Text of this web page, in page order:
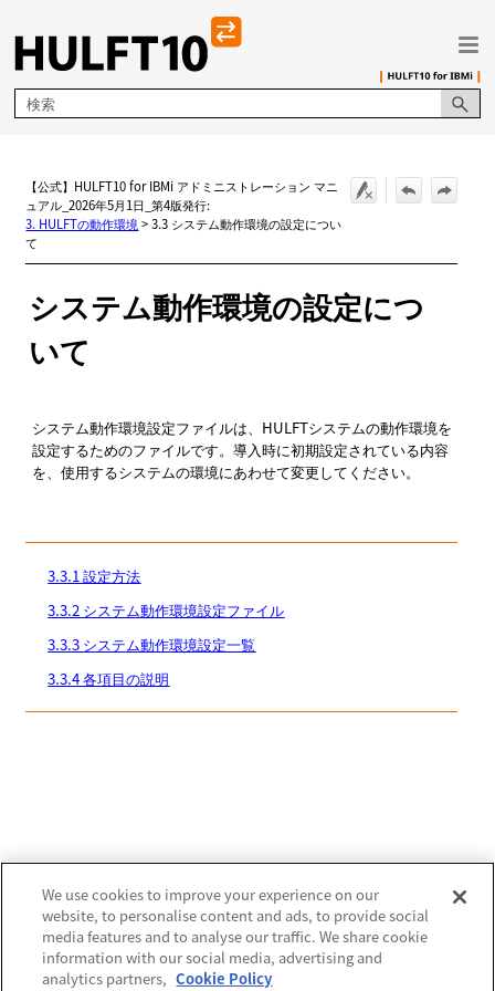
メイン コンテンツにスキップ
【公式】HULFT10 for IBMi アドミニストレーション マニ
ュアル_2026年5月1日_第4版発行:
3. HULFTの動作環境 >3.3 システム動作環境の設定につい
て
システム動作環境の設定につ
いて
システム動作環境設定ファイルは、HULFTシステムの動作環境を
設定するためのファイルです。導入時に初期設定されている内容
を、使用するシステムの環境にあわせて変更してください。
3.3.1 設定方法
3.3.2 システム動作環境設定ファイル
3.3.3 システム動作環境設定一覧
3.3.4 各項目の説明
We use cookies to improve your experience on our
website, to personalise content and ads, to provide social
media features and to analyse our traffic. We share cookie
information with our social media, advertising and
analytics partners, Cookie Policy